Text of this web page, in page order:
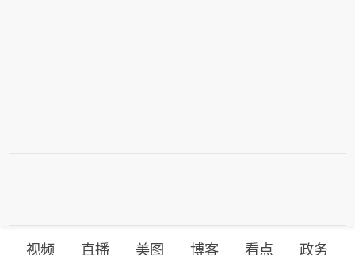
视频 直播 美图 博客 看点 政务